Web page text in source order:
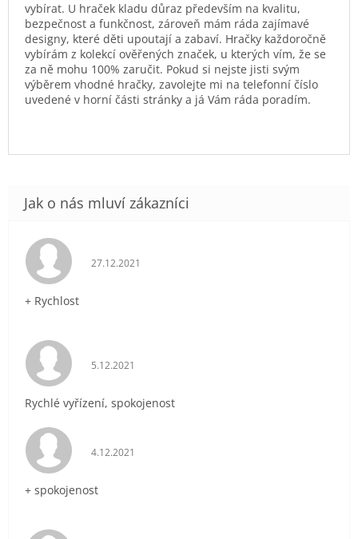
vybírat. U hraček kladu důraz především na kvalitu,
bezpečnost a funkčnost, zároveň mám ráda zajímavé
designy, které děti upoutají a zabaví. Hračky každoročně
vybírám z kolekcí ověřených značek, u kterých vím, že se
za ně mohu 100% zaručit. Pokud si nejste jisti svým
výběrem vhodné hračky, zavolejte mi na telefonní číslo
uvedené v horní části stránky a já Vám ráda poradím.
Hodnocení obchodu je 5 z 5 hvězdiček.
27.12.2021
+ Rychlost
Hodnocení obchodu je 5 z 5 hvězdiček.
5.12.2021
Rychlé vyřízení, spokojenost
Hodnocení obchodu je 5 z 5 hvězdiček.
4.12.2021
+ spokojenost